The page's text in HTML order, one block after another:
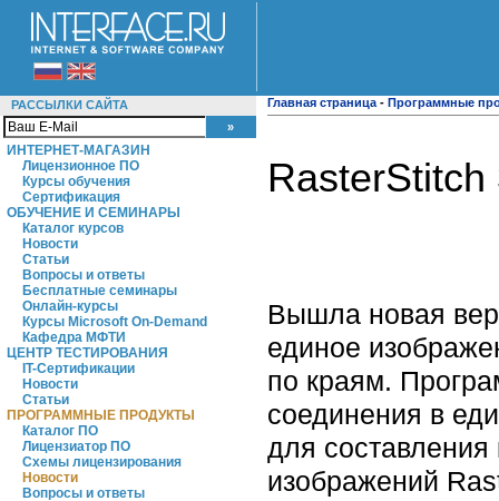
РАССЫЛКИ САЙТА
ИНТЕРНЕТ-МАГАЗИН
Лицензионное ПО
Курсы обучения
Сертификация
ОБУЧЕНИЕ И СЕМИНАРЫ
Каталог курсов
Новости
Статьи
Вопросы и ответы
Бесплатные семинары
Онлайн-курсы
Курсы Microsoft On-Demand
Кафедра МФТИ
ЦЕНТР ТЕСТИРОВАНИЯ
IT-Сертификации
Новости
Статьи
ПРОГРАММНЫЕ ПРОДУКТЫ
Каталог ПО
Лицензиатор ПО
Схемы лицензирования
Новости
Вопросы и ответы
Главная страница - Программные
Вышла новая
единое
по краям.
соединения в
для
изображений